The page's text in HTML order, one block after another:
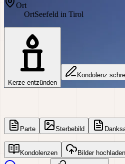
Ort
OrtSeefeld in Tirol
Kerze entzünden
Kondolenz
Parte Sterbebild
Kondolenzen Bilder hochladen